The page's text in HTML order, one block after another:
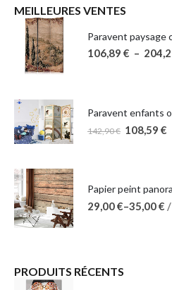
MEILLEURES VENTES
Paravent paysage
106,89 € –
Paravent enfants
142,90€ 108,59 €
Papier peint
29,00€–35,00€ /
PRODUITS RÉCENTS